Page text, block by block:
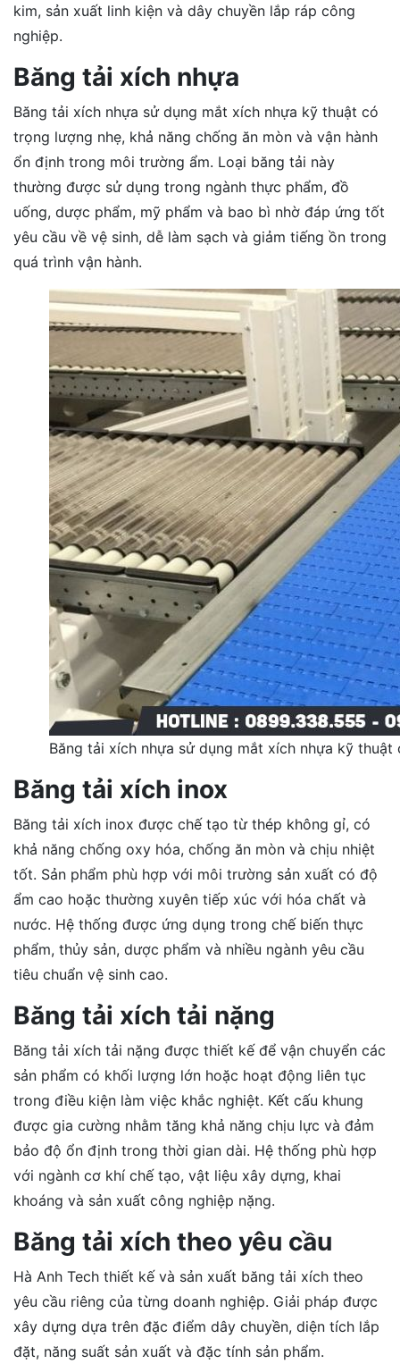
kim, sản xuất linh kiện và dây chuyền lắp ráp công
nghiệp.
Băng tải xích nhựa
Băng tải xích nhựa sử dụng mắt xích nhựa kỹ thuật có
trọng lượng nhẹ, khả năng chống ăn mòn và vận hành
ổn định trong môi trường ẩm. Loại băng tải này
thường được sử dụng trong ngành thực phẩm, đồ
uống, dược phẩm, mỹ phẩm và bao bì nhờ đáp ứng tốt
yêu cầu về vệ sinh, dễ làm sạch và giảm tiếng ồn trong
quá trình vận hành.
Băng tải xích nhựa sử dụng mắt xích nhựa kỹ
Băng tải xích inox
Băng tải xích inox được chế tạo từ thép không gỉ, có
khả năng chống oxy hóa, chống ăn mòn và chịu nhiệt
tốt. Sản phẩm phù hợp với môi trường sản xuất có độ
ẩm cao hoặc thường xuyên tiếp xúc với hóa chất và
nước. Hệ thống được ứng dụng trong chế biến thực
phẩm, thủy sản, dược phẩm và nhiều ngành yêu cầu
tiêu chuẩn vệ sinh cao.
Băng tải xích tải nặng
Băng tải xích tải nặng được thiết kế để vận chuyển các
sản phẩm có khối lượng lớn hoặc hoạt động liên tục
trong điều kiện làm việc khắc nghiệt. Kết cấu khung
được gia cường nhằm tăng khả năng chịu lực và đảm
bảo độ ổn định trong thời gian dài. Hệ thống phù hợp
với ngành cơ khí chế tạo, vật liệu xây dựng, khai
khoáng và sản xuất công nghiệp nặng.
Băng tải xích theo yêu cầu
Hà Anh Tech thiết kế và sản xuất băng tải xích theo
yêu cầu riêng của từng doanh nghiệp. Giải pháp được
xây dựng dựa trên đặc điểm dây chuyền, diện tích lắp
đặt, năng suất sản xuất và đặc tính sản phẩm.